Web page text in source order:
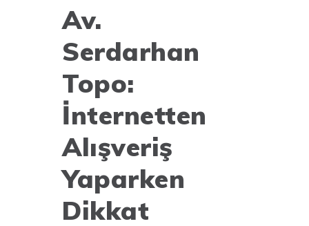
Av.
Serdarhan
Topo:
İnternetten
Alışveriş
Yaparken
Dikkat